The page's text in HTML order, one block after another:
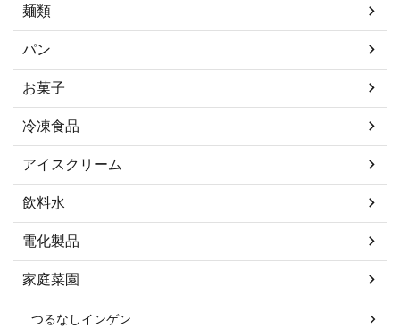
麺類
パン
お菓子
冷凍食品
アイスクリーム
飲料水
電化製品
家庭菜園
つるなしインゲン